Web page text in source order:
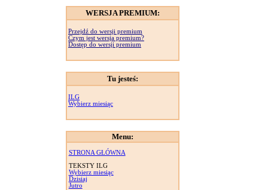
WERSJA PREMIUM:
Przejdź do wersji premium
Czym jest wersja premium?
Dostęp do wersji premium
Tu jesteś:
ILG
Wybierz miesiąc
Menu:
STRONA GŁÓWNA
TEKSTY ILG
Wybierz miesiąc
Dzisiaj
Jutro